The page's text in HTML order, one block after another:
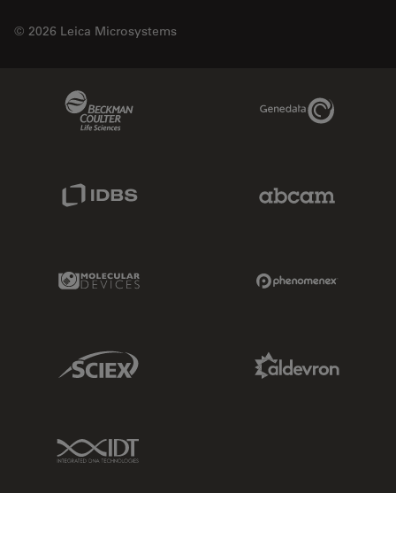
© 2026 Leica Microsystems
Genedata Link
Molecular Devices Link
Sciex Link
IDT Link